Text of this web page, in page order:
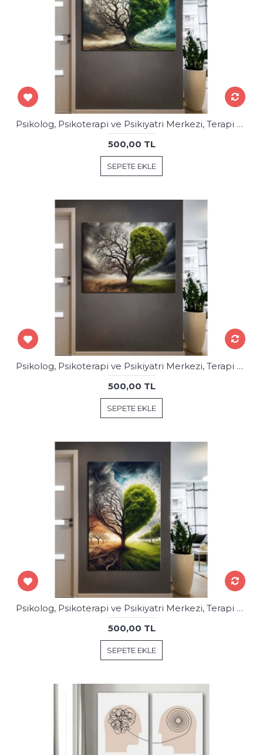
Psikolog, Psikoterapi ve Psikiyatri Merkezi, Terapi Odası Tablolar psk91
500,00 TL
SEPETE EKLE
Psikolog, Psikoterapi ve Psikiyatri Merkezi, Terapi Odası Tablolar psk92
500,00 TL
SEPETE EKLE
Psikolog, Psikoterapi ve Psikiyatri Merkezi, Terapi Odası Tablolar psk93
500,00 TL
SEPETE EKLE